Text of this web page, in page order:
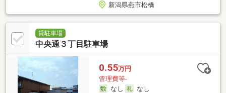
新潟県燕市松橋
貸駐車場
中央通３丁目駐車場
0.55万円
管理費等-
なし
なし